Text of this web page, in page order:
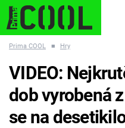
ESCAPE PLNEJ KOTEL
Prima COOL ■ Hry
VIDEO:
dob vyrobená
se na